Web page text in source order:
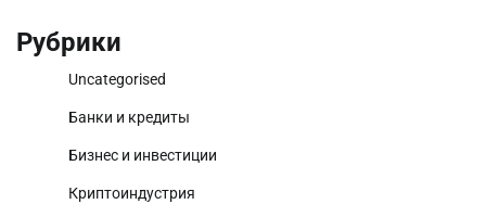
Рубрики
Uncategorised
Банки и кредиты
Бизнес и инвестиции
Криптоиндустрия